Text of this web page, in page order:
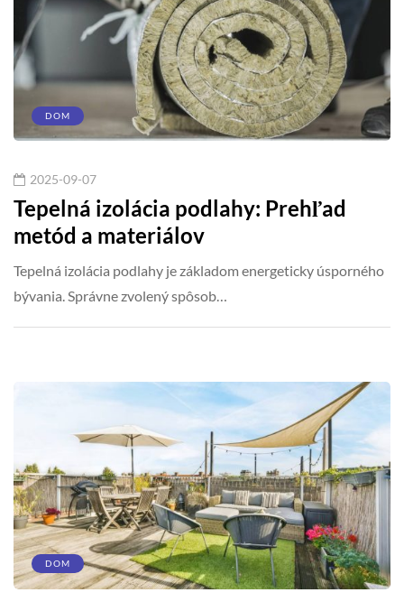
DOM
2025-09-07
Tepelná izolácia podlahy: Prehľad
metód a materiálov
Tepelná izolácia podlahy je základom energeticky úsporného
bývania. Správne zvolený spôsob…
DOM